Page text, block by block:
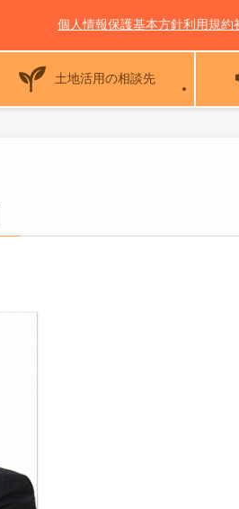
土地活用の相談先
個人情報保護基本方針利用規約